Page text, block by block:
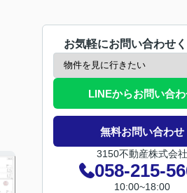
お気軽にお問い合わせ
LINEからお問い合
無料お問い合わせ
3150不動産株式会社
058-215-
10:00~18:00